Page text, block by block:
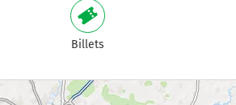
Billets